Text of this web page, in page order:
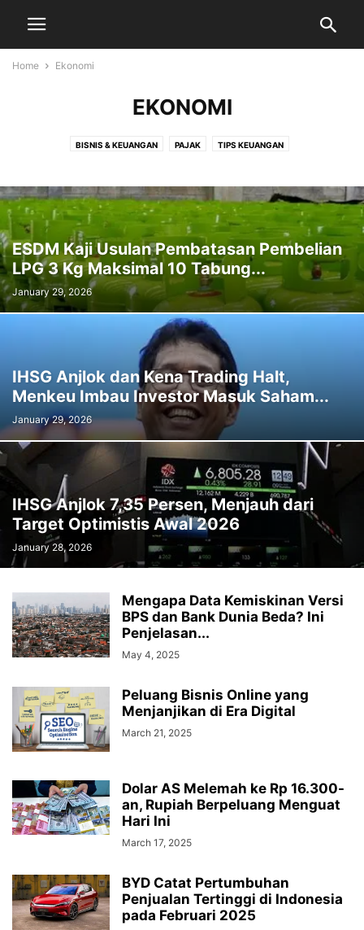
Home Ekonomi
EKONOMI
BISNIS & KEUANGAN PAJAK TIPS KEUANGAN
ESDM Kaji Usulan Pembatasan Pembelian
LPG 3 Kg Maksimal 10 Tabung...
January 29, 2026
IHSG Anjlok dan Kena Trading Halt,
Menkeu Imbau Investor Masuk Saham...
January 29, 2026
IHSG Anjlok 7,35 Persen, Menjauh dari
Target Optimistis Awal 2026
January 28, 2026
Mengapa Data Kemiskinan Versi
BPS dan Bank Dunia Beda? Ini
Penjelasan...
May 4, 2025
Peluang Bisnis Online yang
Menjanjikan di Era Digital
March 21, 2025
Dolar AS Melemah ke Rp 16.300-
an, Rupiah Berpeluang Menguat
Hari Ini
March 17, 2025
BYD Catat Pertumbuhan
Penjualan Tertinggi di Indonesia
pada Februari 2025